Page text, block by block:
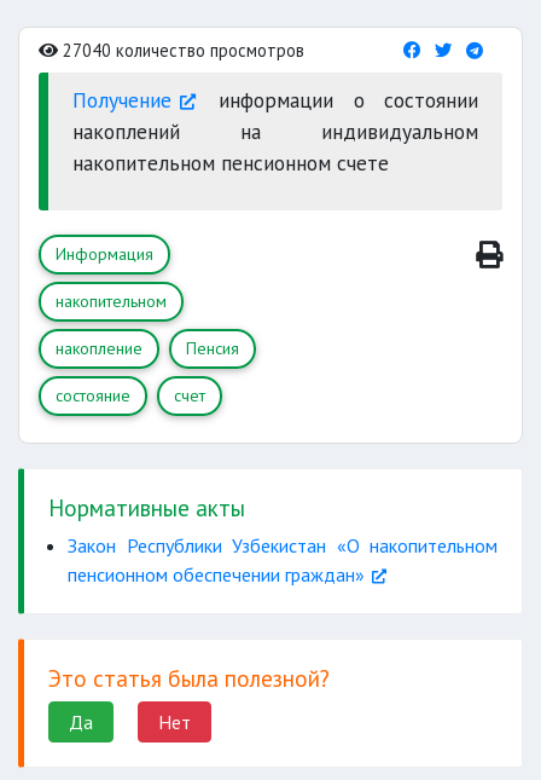
27040 количество просмотров
Получение
информации о состоянии
накоплений на индивидуальном
накопительном пенсионном счете
Информация
накопительном
накопление Пенсия
состояние счет
Нормативные акты
Закон Республики Узбекистан «О накопительном
пенсионном обеспечении граждан»
Это статья была полезной?
Да Нет